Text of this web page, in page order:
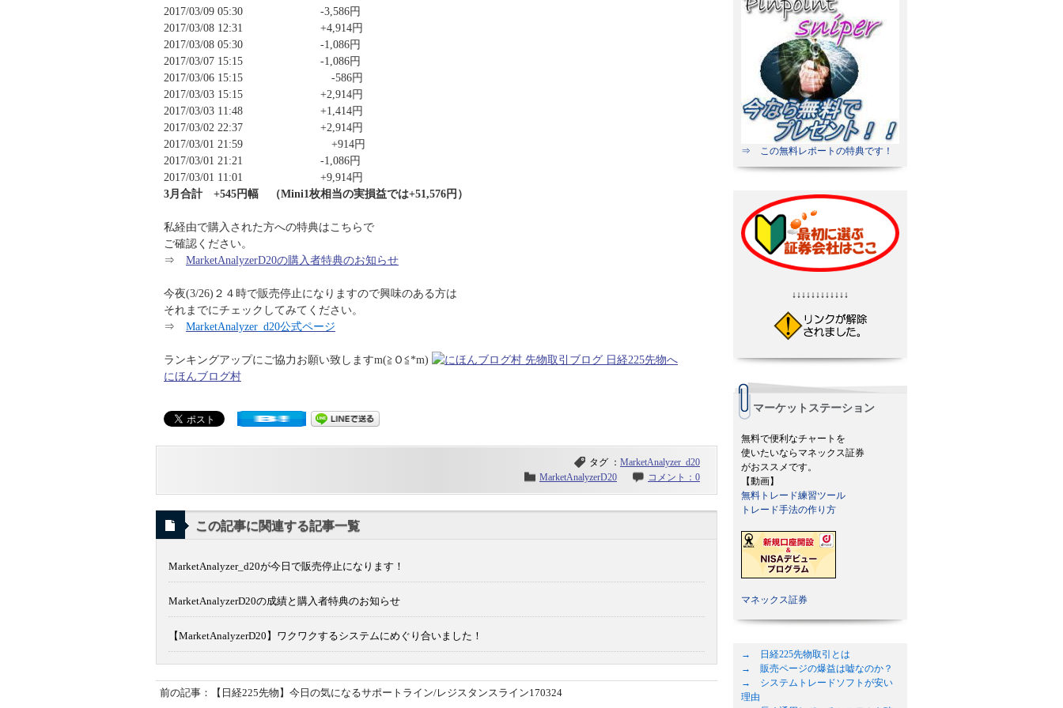
2017/03/09 05:30 -3,586円
2017/03/08 12:31 +4,914円
2017/03/08 05:30 -1,086円
2017/03/07 15:15 -1,086円
2017/03/06 15:15 -586円
2017/03/03 15:15 +2,914円
2017/03/03 11:48 +1,414円
2017/03/02 22:37 +2,914円
2017/03/01 21:59 +914円
2017/03/01 21:21 -1,086円
2017/03/01 11:01 +9,914円
3月合計 +545円幅 （Mini1枚相当の実損益では+51,576円）
私経由で購入された方への特典はこちらで
ご確認ください。
⇒ MarketAnalyzerD20の購入者特典のお知らせ
今夜(3/26)２４時で販売停止になりますので興味のある方は
それまでにチェックしてみてください。
⇒ MarketAnalyzer_d20公式ページ
ランキングアップにご協力お願い致しますm(≧Ｏ≦*m)
にほんブログ村
タグ ： MarketAnalyzer_d20
MarketAnalyzerD20
コメント：0
この記事に関連する記事一覧
MarketAnalyzer_d20が今日で販売停止になります！
MarketAnalyzerD20の成績と購入者特典のお知らせ
【MarketAnalyzerD20】ワクワクするシステムにめぐり合いました！
前の記事：【日経225先物】今日の気になるサポートライン/レジスタンスライン170324
⇒ この無料レポートの特典です！
↓↓↓↓↓↓↓↓↓↓↓↓
マーケットステーション
無料で便利なチャートを
使いたいならマネックス証券
がおススメです。
【動画】
無料トレード練習ツール
トレード手法の作り方
マネックス証券
→ 日経225先物取引とは
→ 販売ページの爆益は嘘なのか？
→ システムトレードソフトが安い
理由